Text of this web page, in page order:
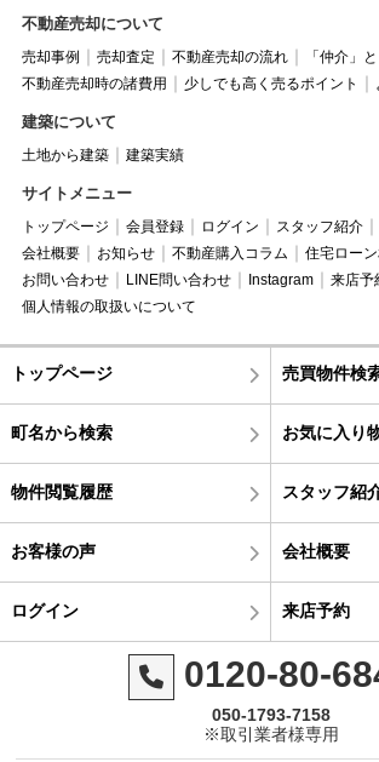
不動産売却について
売却事例 売却査定 不動産売却の流れ
「仲介」
不動産売却時の諸費用
少しでも高く売るポイント
建築について
土地から建築 建築実績
サイトメニュー
トップページ 会員登録 ログイン スタッフ紹介
会社概要
お知らせ 不動産購入コラム
住宅ロー
お問い合わせ
LINE問い合わせ Instagram
来店予
個人情報の取扱いについて
トップページ 売買物件検
町名から検索 お気に入り
物件閲覧履歴 スタッフ紹
お客様の声 会社概要
ログイン 来店予約
0120-80-
050-1793-7158
※取引業者様専用